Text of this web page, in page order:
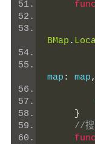
BMap .
map : map,
}
//搜